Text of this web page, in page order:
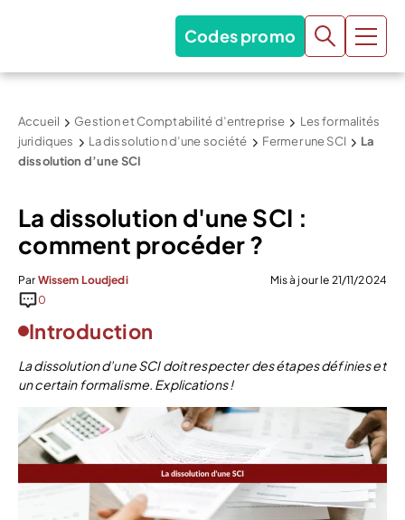
Codes promo
Accueil Gestion et Comptabilité d’entreprise
Les formalités
juridiques
La dissolution d’une société Fermer une SCI
La
dissolution d’une SCI
La dissolution d'une SCI :
comment procéder ?
Par Wissem Loudjedi
Mis à jour le 21/11/2024
0
Introduction
La dissolution d’une SCI doit respecter des étapes définies et
un certain formalisme. Explications !